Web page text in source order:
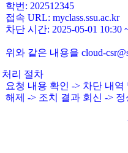
학번: 202512345
접속 URL: myclass.ssu.ac.kr
차단 시간: 2025-05-01 10:30
위와 같은 내용을 cloud-
처리 절차
요청 내용 확인 -> 차단 내
해제 -> 조치 결과 회신 ->